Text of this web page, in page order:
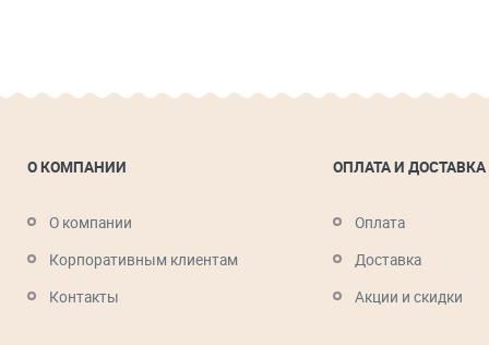
О КОМПАНИИ
О компании
Корпоративным клиентам
Контакты
ОПЛАТА И ДОСТАВКА
Оплата
Доставка
Акции и скидки